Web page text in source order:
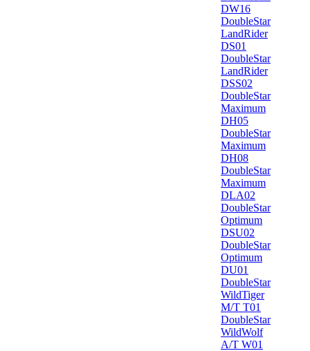
DW16
DoubleStar
LandRider
DS01
DoubleStar
LandRider
DSS02
DoubleStar
Maximum
DH05
DoubleStar
Maximum
DH08
DoubleStar
Maximum
DLA02
DoubleStar
Optimum
DSU02
DoubleStar
Optimum
DU01
DoubleStar
WildTiger
M/T T01
DoubleStar
WildWolf
A/T W01